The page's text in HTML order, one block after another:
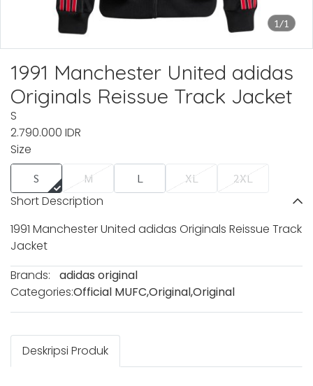
1/1
1991 Manchester United adidas
Originals Reissue Track Jacket
S
2.790.000 IDR
Size
S M L XL 2XL
Short Description
1991 Manchester United adidas Originals Reissue Track
Jacket
Brands:
adidas original
Categories:Official MUFC,Original,Original
Deskripsi Produk